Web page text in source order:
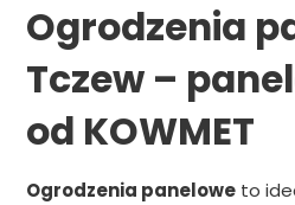
Ogrodzenia
Tczew –
od KOWMET
Ogrodzenia paneloweto